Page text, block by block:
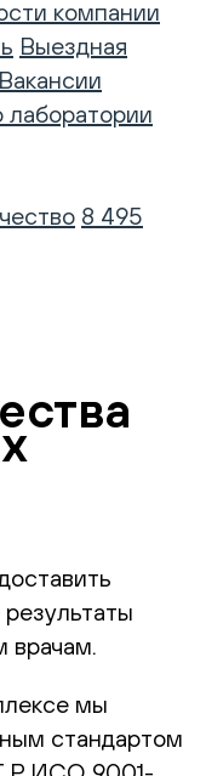
компании
Выездная
Вакансии
8 495
врачам.
мы
стандартом